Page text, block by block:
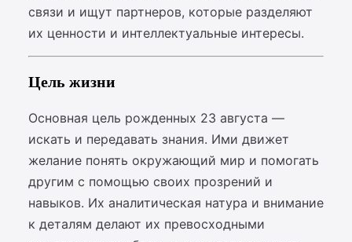
связи и ищут партнеров, которые разделяют
их ценности и интеллектуальные интересы.
Цель жизни
Основная цель рожденных 23 августа —
искать и передавать знания. Ими движет
желание понять окружающий мир и помогать
другим с помощью своих прозрений и
навыков. Их аналитическая натура и внимание
к деталям делают их превосходными